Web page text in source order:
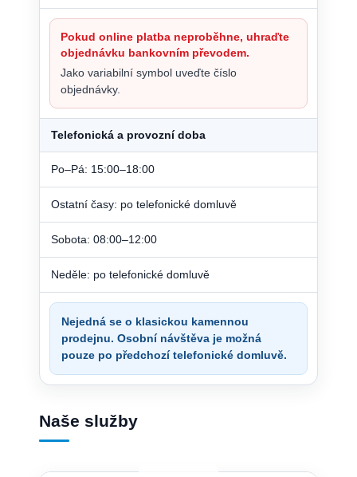
Pokud online platba neproběhne, uhraďte
objednávku bankovním převodem.
Jako variabilní symbol uveďte číslo
objednávky.
Telefonická a provozní doba
Po–Pá: 15:00–18:00
Ostatní časy: po telefonické domluvě
Sobota: 08:00–12:00
Neděle: po telefonické domluvě
Nejedná se o klasickou kamennou
prodejnu. Osobní návštěva je možná
pouze po předchozí telefonické domluvě.
Naše služby